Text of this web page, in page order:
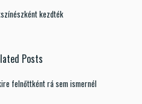
kezdték
Posts
felnőttként rá sem ismernél